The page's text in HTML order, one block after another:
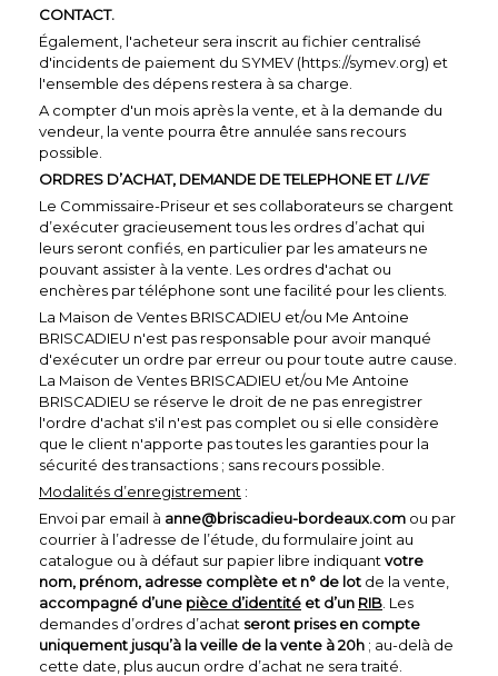
CONTACT.
Également, l'acheteur sera inscrit au fichier centralisé
d'incidents de paiement du SYMEV (https://symev.org) et
l'ensemble des dépens restera à sa charge.
A compter d'un mois après la vente, et à la demande du
vendeur, la vente pourra être annulée sans recours
possible.
ORDRES D’ACHAT, DEMANDE DE TELEPHONE ETLIVE
Le Commissaire-Priseur et ses collaborateurs se chargent
d’exécuter gracieusement tous les ordres d’achat qui
leurs seront confiés, en particulier par les amateurs ne
pouvant assister à la vente. Les ordres d'achat ou
enchères par téléphone sont une facilité pour les clients.
La Maison de Ventes BRISCADIEU et/ou Me Antoine
BRISCADIEU n'est pas responsable pour avoir manqué
d'exécuter un ordre par erreur ou pour toute autre cause.
La Maison de Ventes BRISCADIEU et/ou Me Antoine
BRISCADIEU se réserve le droit de ne pas enregistrer
l'ordre d'achat s'il n'est pas complet ou si elle considère
que le client n'apporte pas toutes les garanties pour la
sécurité des transactions ; sans recours possible.
Modalités d’enregistrement :
Envoi par email à anne@briscadieu-bordeaux.com ou par
courrier à l’adresse de l’étude, du formulaire joint au
catalogue ou à défaut sur papier libre indiquant votre
nom, prénom, adresse complète et n° de lot de la vente,
accompagné d’une pièce d’identité et d’un RIB . Les
demandes d’ordres d’achat seront prises en compte
uniquement jusqu’à la veille de la vente à 20h ; au-delà de
cette date, plus aucun ordre d’achat ne sera traité.